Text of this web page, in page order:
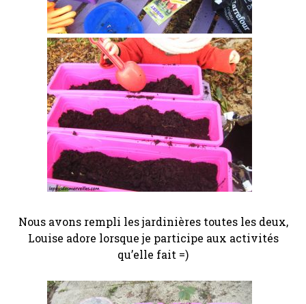
Nous avons rempli les jardinières toutes les deux,
Louise adore lorsque je participe aux activités
qu’elle fait =)